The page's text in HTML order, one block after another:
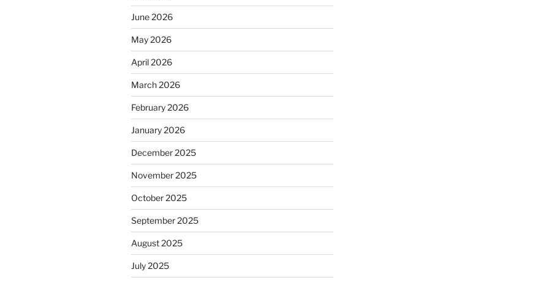
June 2026
May 2026
April 2026
March 2026
February 2026
January 2026
December 2025
November 2025
October 2025
September 2025
August 2025
July 2025